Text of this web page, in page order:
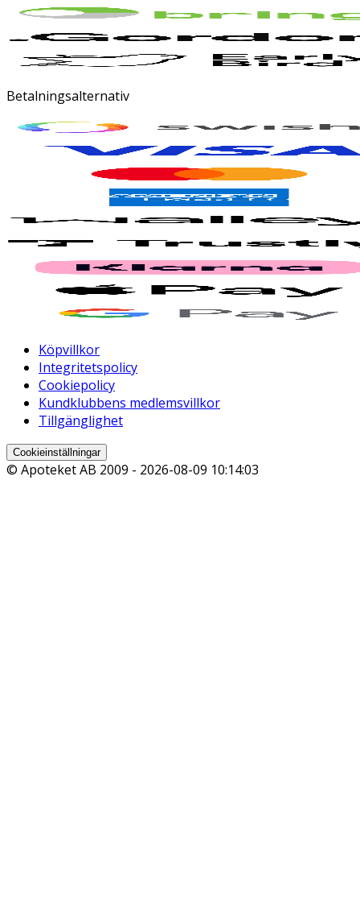
Betalningsalternativ
Köpvillkor
Integritetspolicy
Cookiepolicy
Kundklubbens medlemsvillkor
Tillgänglighet
Cookieinställningar
© Apoteket AB 2009 - 2026-08-09 10:14:03